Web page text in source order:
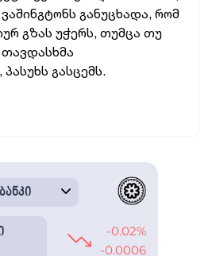
განუცხადა, რომ
გზას უჭერს, თუმცა თუ
გასცემს.